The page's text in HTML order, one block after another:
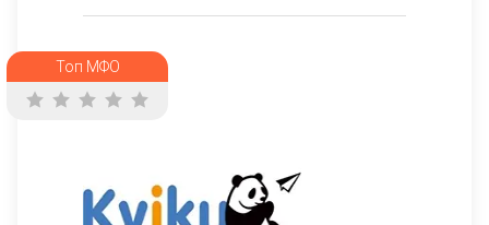
Топ МФО